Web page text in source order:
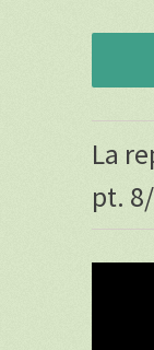
La
pt.